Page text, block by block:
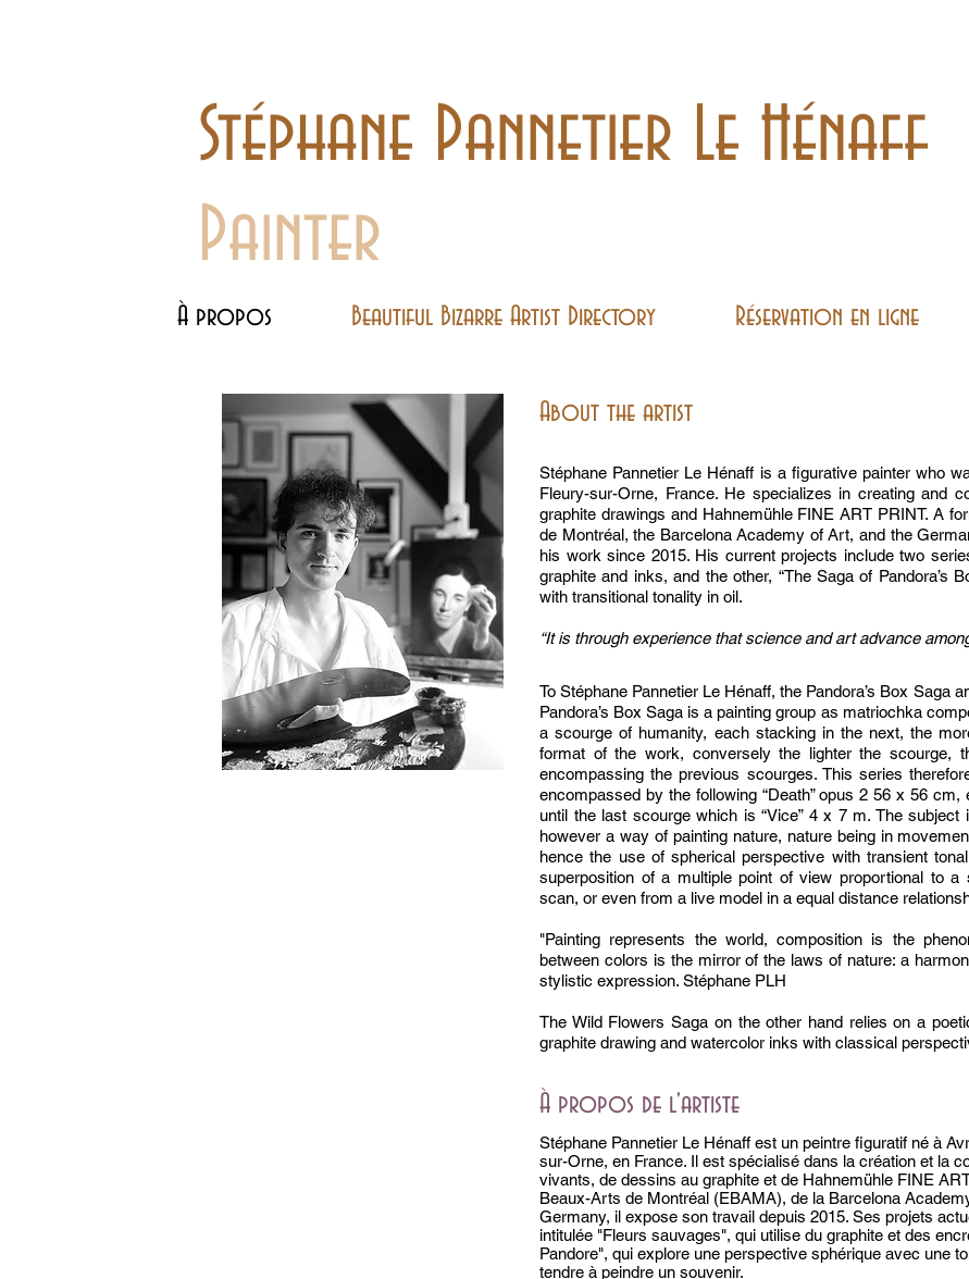
Stéphane Pannetier Le Hénaff
Painter
À propos Beautiful Bizarre Artist Directory Réservation en ligne
About the artist
Stéphane Pannetier Le Hénaff is a figurative painter who
Fleury-sur-Orne, France. He specializes in creating and
graphite drawings and Hahnemühle FINE ART PRINT. A
de Montréal, the Barcelona Academy of Art, and the
his work since 2015. His current projects include two
graphite and inks, and the other, “The Saga of Pandora’s
with transitional tonality in oil.
“It is through experience that science and art advance
To Stéphane Pannetier Le Hénaff, the Pandora’s Box Saga
Pandora’s Box Saga is a painting group as matriochka
a scourge of humanity, each stacking in the next, the
format of the work, conversely the lighter the scourge,
encompassing the previous scourges. This series
encompassed by the following “Death” opus 2 56 x 56
until the last scourge which is “Vice” 4 x 7 m. The
however a way of painting nature, nature being in
hence the use of spherical perspective with transient
superposition of a multiple point of view proportional to a
scan, or even from a live model in a equal distance
"Painting represents the world, composition is the
between colors is the mirror of the laws of nature: a
stylistic expression. Stéphane PLH
The Wild Flowers Saga on the other hand relies on a
graphite drawing and watercolor inks with classical
À propos de l'artiste
Stéphane Pannetier Le Hénaff est un peintre figuratif né à
sur-Orne, en France. Il est spécialisé dans la création et la
vivants, de dessins au graphite et de Hahnemühle FINE
Beaux-Arts de Montréal (EBAMA), de la Barcelona
Germany, il expose son travail depuis 2015. Ses projets
intitulée "Fleurs sauvages", qui utilise du graphite et des
Pandore", qui explore une perspective sphérique avec une
tendre à peindre un souvenir.